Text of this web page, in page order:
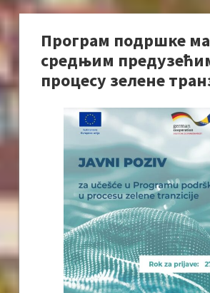
Програм подршке
средњим
процесу зелене